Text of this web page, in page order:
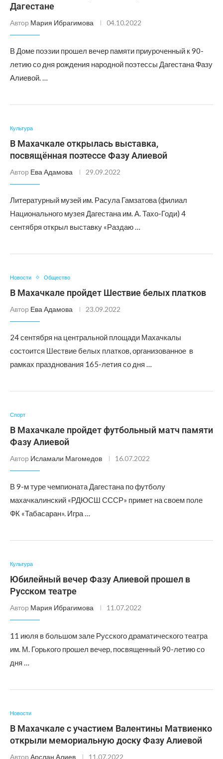
Дагестане
Автор Мария Ибрагимова 04.10.2022
В Доме поэзии прошел вечер памяти приуроченный к 90-
летию со дня рождения народной поэтессы Дагестана Фазу
Алиевой. …
Культура
В Махачкале открылась выставка,
посвящённая поэтессе Фазу Алиевой
Автор Ева Адамова 29.09.2022
Литературный музей им. Расула Гамзатова (филиал
Национального музея Дагестана им. А. Тахо-Годи) 4
сентября открыл выставку «Раздаю …
Новости Общество
В Махачкале пройдет Шествие белых платков
Автор Ева Адамова 23.09.2022
24 сентября на центральной площади Махачкалы
состоится Шествие белых платков, организованное в
рамках празднования 165-летия со дня …
Спорт
В Махачкале пройдет футбольный матч памяти
Фазу Алиевой
Автор Исламали Магомедов 16.07.2022
В 9-м туре чемпионата Дагестана по футболу
махачкалинский «РДЮСШ СССР» примет на своем поле
ФК «Табасаран». Игра …
Культура
Юбилейный вечер Фазу Алиевой прошел в
Русском театре
Автор Мария Ибрагимова 11.07.2022
11 июля в большом зале Русского драматического театра
им. М. Горького прошел вечер, посвященный 90-летию со
дня …
Новости
В Махачкале с участием Валентины Матвиенко
открыли мемориальную доску Фазу Алиевой
Автор Арслан Алиев 11.07.2022